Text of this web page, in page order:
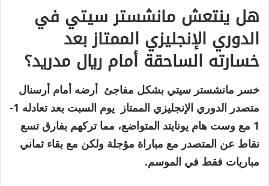
هل ينتعش مانشستر سيتي في
الدوري الإنجليزي الممتاز بعد
خسارته الساحقة أمام ريال مدريد؟
خسر مانشستر سيتي بشكل مفاجئ ⁠ أرضه أمام أرسنال
متصدر الدوري الإنجليزي الممتاز ⁠ يوم السبت بعد تعادله 1-
1 مع وست هام يونايتد المتواضع، مما تركهم بفارق تسع
نقاط عن المتصدر مع مباراة مؤجلة ولكن مع بقاء ثماني
مباريات فقط في الموسم.